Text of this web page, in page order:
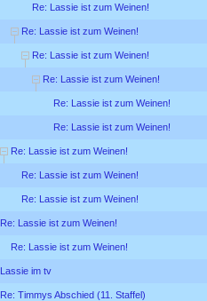
Re: Lassie ist zum Weinen!
Re: Lassie ist zum Weinen!
Re: Lassie ist zum Weinen!
Re: Lassie ist zum Weinen!
Re: Lassie ist zum Weinen!
Re: Lassie ist zum Weinen!
Re: Lassie ist zum Weinen!
Re: Lassie ist zum Weinen!
Re: Lassie ist zum Weinen!
Re: Lassie ist zum Weinen!
Re: Lassie ist zum Weinen!
Lassie im tv
Re: Timmys Abschied (11. Staffel)